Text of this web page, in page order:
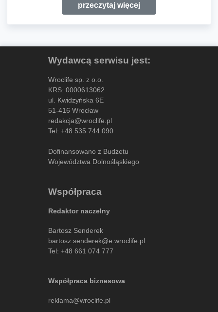
przeczytaj więcej
Wydawcą serwisu jest:
Wroclife sp. z o.o.
KRS: 0000613062
ul. Kwidzyńska 6E
51-416 Wrocław
redakcja@wroclife.pl
Tel: +48 535 744 090
Dofinansowano z Budżetu
Województwa Dolnośląskiego
Współpraca
Redaktor naczelny
Bartosz Senderek
bartosz.senderek@e.wroclife.pl
Tel: +48 661 074 777
Współpraca biznesowa
reklama@wroclife.pl